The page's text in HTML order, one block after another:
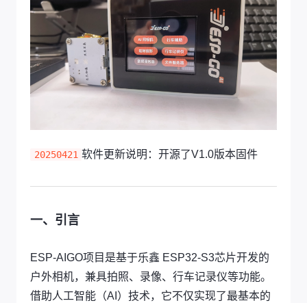
20250421 软件更新说明：开源了V1.0版本固件
一、引言
ESP-AIGO项目是基于乐鑫 ESP32-S3芯片开发的
户外相机，兼具拍照、录像、行车记录仪等功能。
借助人工智能（AI）技术，它不仅实现了最基本的